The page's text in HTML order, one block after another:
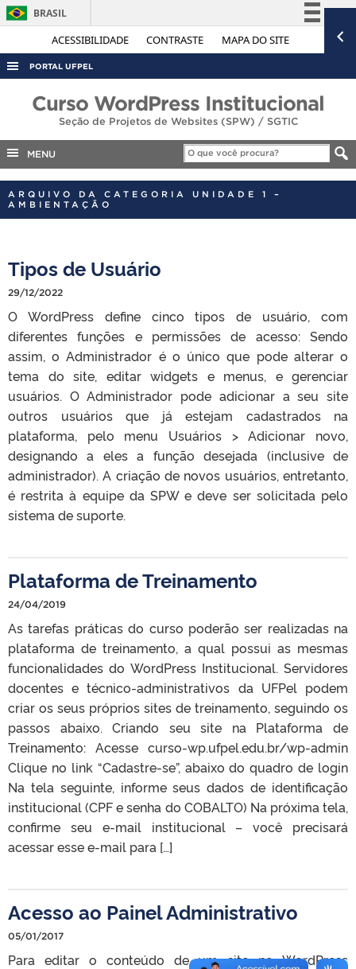
ACESSIBILIDADE CONTRASTE MAPA DO SITE
BRASIL
Simplifique!
Acesso à informação
Canais
PORTAL UFPEL
AUDITORIA
EDITAIS
Curso WordPress Institucional
Seção de Projetos de Websites (SPW) / SGTIC
MENU
ARQUIVO DA CATEGORIA UNIDADE 1 –
AMBIENTAÇÃO
Tipos de Usuário
29/12/2022
O WordPress define cinco tipos de usuário, com
diferentes funções e permissões de acesso: Sendo
assim, o Administrador é o único que pode alterar o
tema do site, editar widgets e menus, e gerenciar
usuários. O Administrador pode adicionar a seu site
outros usuários que já estejam cadastrados na
plataforma, pelo menu Usuários > Adicionar novo,
designando a eles a função desejada (inclusive de
administrador). A criação de novos usuários, entretanto,
é restrita à equipe da SPW e deve ser solicitada pelo
sistema de suporte.
Plataforma de Treinamento
24/04/2019
As tarefas práticas do curso poderão ser realizadas na
plataforma de treinamento, a qual possui as mesmas
funcionalidades do WordPress Institucional. Servidores
docentes e técnico-administrativos da UFPel podem
criar os seus próprios sites de treinamento, seguindo os
passos abaixo. Criando seu site na Plataforma de
Treinamento: Acesse curso-wp.ufpel.edu.br/wp-admin
Clique no link “Cadastre-se”, abaixo do quadro de login
Na tela seguinte, informe seus dados de identificação
institucional (CPF e senha do COBALTO) Na próxima tela,
confirme seu e-mail institucional – você precisará
acessar esse e-mail para […]
Acesso ao Painel Administrativo
05/01/2017
Para editar o conteúdo de um site no WordPress